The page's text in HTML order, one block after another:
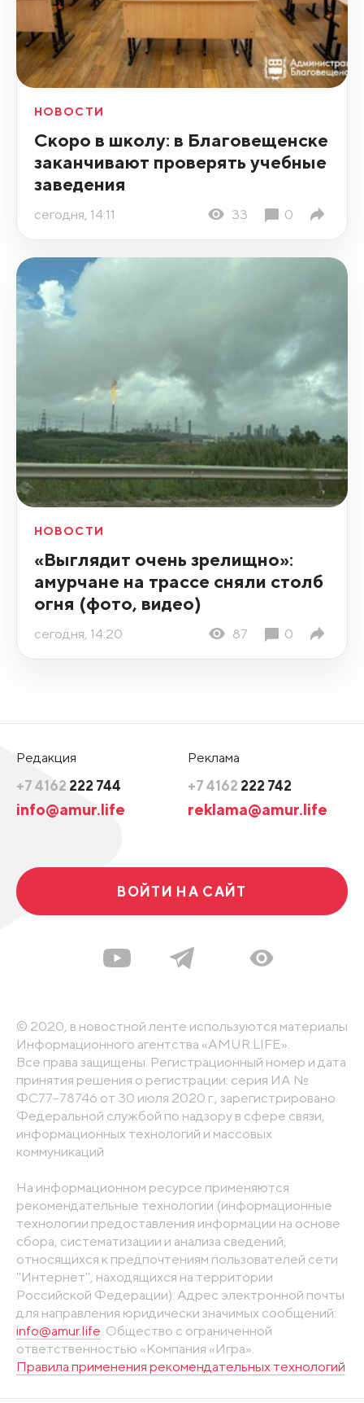
НОВОСТИ
Скоро в школу: в Благовещенске
заканчивают проверять учебные
заведения
сегодня, 14:11 33 0
НОВОСТИ
«Выглядит очень зрелищно»:
амурчане на трассе сняли столб
огня (фото, видео)
сегодня, 14:20 87 0
Редакция
+7 4162 222 744
info@amur.life
Реклама
+7 4162 222 742
reklama@amur.life
ВОЙТИ НА САЙТ
© 2020, в новостной ленте используются материалы
Информационного агентства «AMUR.LIFE».
Все права защищены. Регистрационный номер и дата
принятия решения о регистрации: серия ИА №
ФС77-78746 от 30 июля 2020 г., зарегистрировано
Федеральной службой по надзору в сфере связи,
информационных технологий и массовых
коммуникаций
На информационном ресурсе применяются
рекомендательные технологии (информационные
технологии предоставления информации на основе
сбора, систематизации и анализа сведений,
относящихся к предпочтениям пользователей сети
"Интернет", находящихся на территории
Российской Федерации). Адрес электронной почты
для направления юридически значимых сообщений:
info@amur.life . Общество с ограниченной
ответственностью «Компания «Игра».
Правила применения рекомендательных технологий